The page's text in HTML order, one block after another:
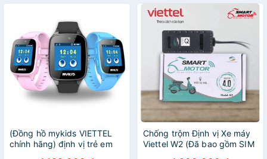
(Đồng hồ mykids VIETTEL
chính hãng) định vị trẻ em
Chống trộm Định vị Xe máy
Viettel W2 (Đã bao gồm SIM